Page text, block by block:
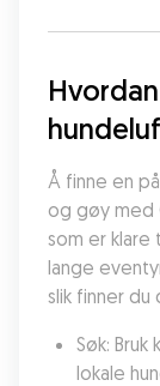
Å finne en
og gøy med
som er klare
lange
slik finner
Søk:
lokale